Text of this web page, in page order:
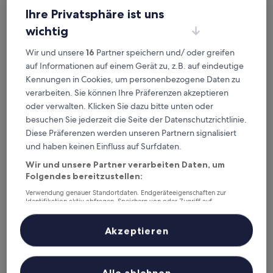
Schwabinger Wahrheit by Geisel
Schwabinger Wahrheit by Geisel
0,9 km von Straßenbahnhaltestelle Potsdamer Straße
entfernt
9.2
von
10,
(405
Bewertungen)
9,2/10 Wunderbar (405 Bewertungen)
16. Aug.–17. Aug.
Holiday Inn - the niu, Brass Munich Olympiapark by IHG
Ihre Privatsphäre ist uns
wichtig
Wir und unsere16 Partner speichern und/ oder greifen
auf Informationen auf einem Gerät zu, z.B. auf eindeutige
Kennungen in Cookies, um personenbezogene Daten zu
verarbeiten. Sie können Ihre Präferenzen akzeptieren
oder verwalten. Klicken Sie dazu bitte unten oder
besuchen Sie jederzeit die Seite der Datenschutzrichtlinie.
Diese Präferenzen werden unseren Partnern signalisiert
und haben keinen Einfluss auf Surfdaten.
Wir und unsere Partner verarbeiten Daten, um
Folgendes bereitzustellen:
Verwendung genauer Standortdaten. Endgeräteeigenschaften zur
Identifikation aktiv abfragen. Speichern von oder Zugriff auf
Inhalte, Messung von Werbeleistung und der Performance von Inhalten,
Zielgruppenforschung sowie Entwicklung und Verbesserung von
Liste der Partner (Lieferanten)
Akzeptieren